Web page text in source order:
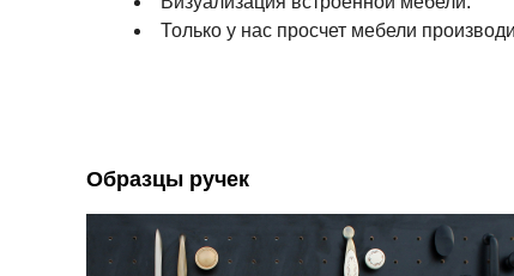
Только у нас просчет мебели
Образцы ручек